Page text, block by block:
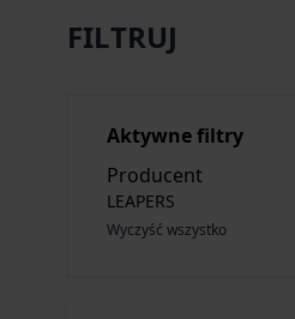
FILTRUJ
Aktywne filtry
Producent
LEAPERS
Wyczyść wszystko